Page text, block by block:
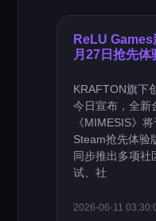
ReLU
月27日抢先体
KRAFTON旗下
今日宣布，全新
《MIMESIS》
Steam抢先体验
同步推出多项社
试、社
2026-06-11